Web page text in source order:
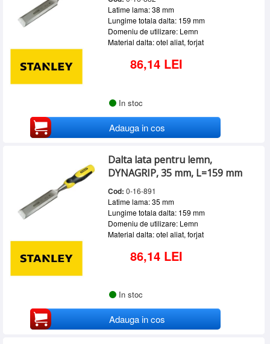
Latime lama: 38 mm
Lungime totala dalta: 159 mm
Domeniu de utilizare: Lemn
Material dalta: otel aliat, forjat
86,14 LEI
In stoc
Adauga in cos
Dalta lata pentru lemn,
DYNAGRIP, 35 mm, L=159 mm
Cod: 0-16-891
Latime lama: 35 mm
Lungime totala dalta: 159 mm
Domeniu de utilizare: Lemn
Material dalta: otel aliat, forjat
86,14 LEI
In stoc
Adauga in cos